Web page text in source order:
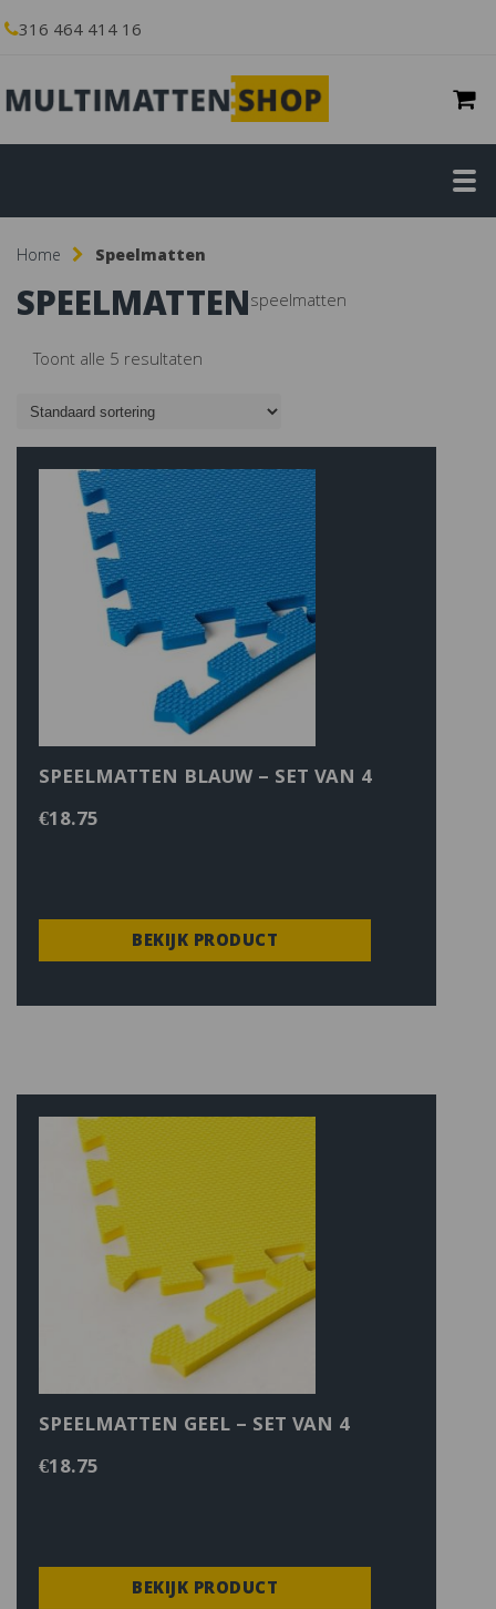
316 464 414 16
Home Speelmatten
SPEELMATTENspeelmatten
Toont alle 5 resultaten
SPEELMATTEN BLAUW – SET VAN 4
€18.75
BEKIJK PRODUCT
SPEELMATTEN GEEL – SET VAN 4
€18.75
BEKIJK PRODUCT